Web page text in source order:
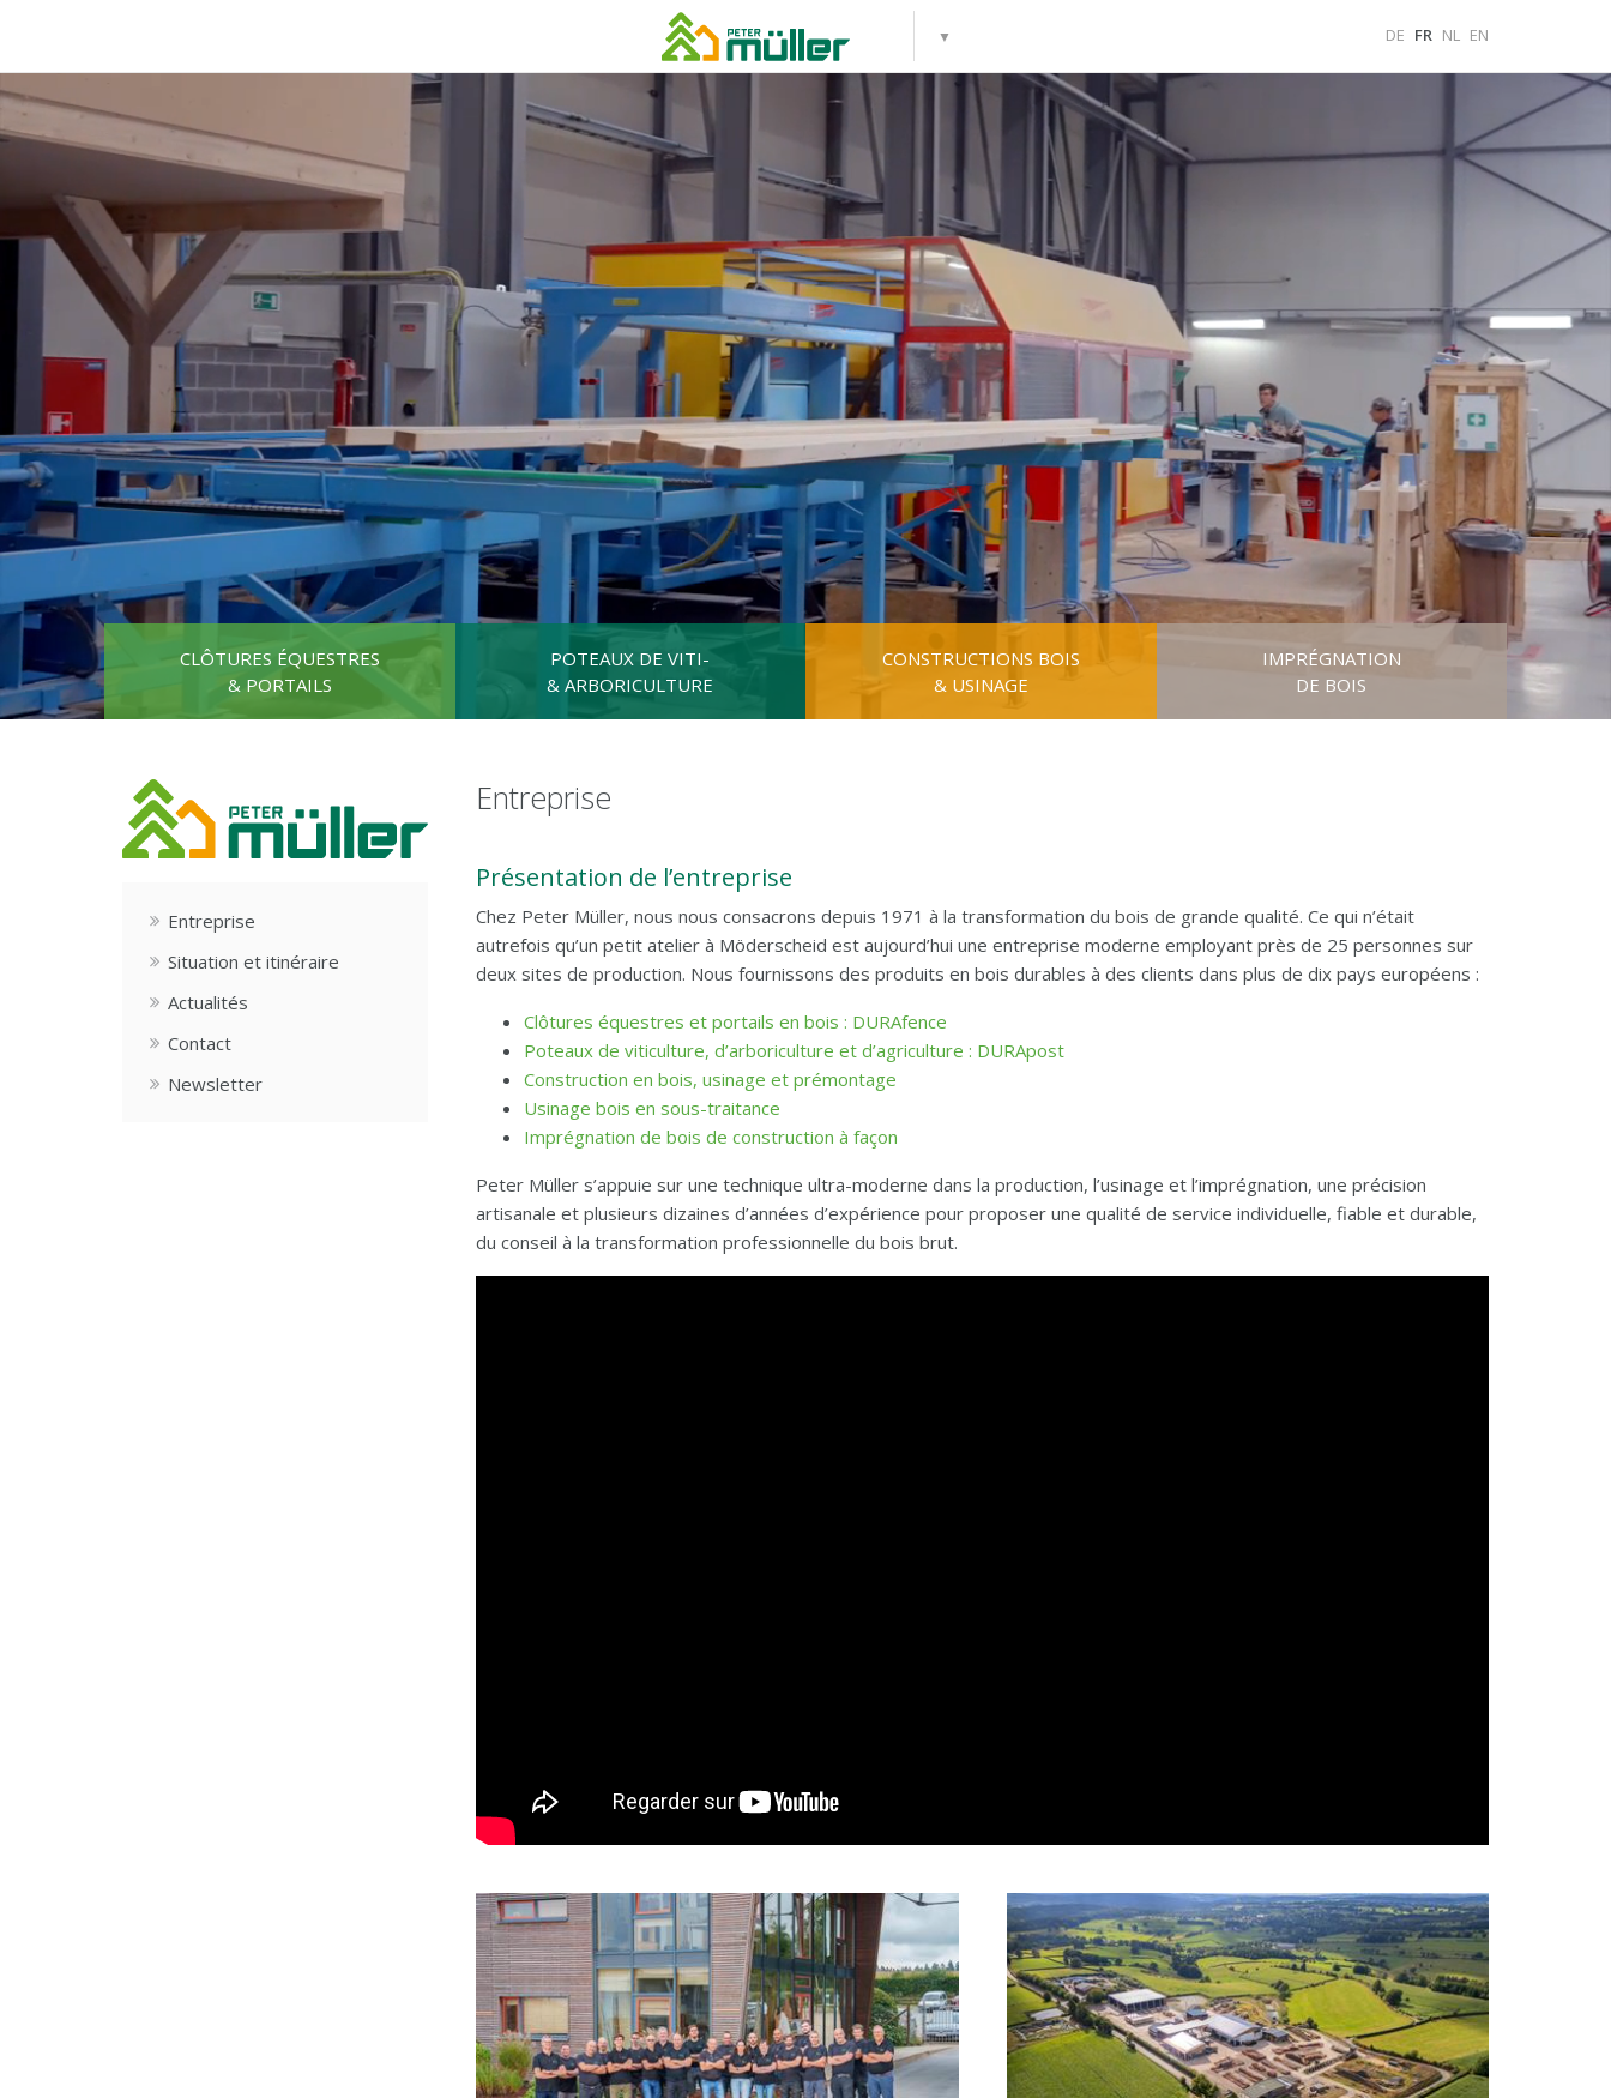
DE FR NL EN
CLÔTURES ÉQUESTRES
& PORTAILS
POTEAUX DE VITI-
& ARBORICULTURE
CONSTRUCTIONS BOIS
& USINAGE
IMPRÉGNATION
DE BOIS
Entreprise
Situation et itinéraire
Actualités
Contact
Newsletter
Entreprise
Présentation de l’entreprise
Chez Peter Müller, nous nous consacrons depuis 1971 à la transformation du bois de grande qualité. Ce qui n’était
autrefois qu’un petit atelier à Möderscheid est aujourd’hui une entreprise moderne employant près de 25 personnes sur
deux sites de production. Nous fournissons des produits en bois durables à des clients dans plus de dix pays européens :
Clôtures équestres et portails en bois : DURAfence
Poteaux de viticulture, d’arboriculture et d’agriculture : DURApost
Construction en bois, usinage et prémontage
Usinage bois en sous-traitance
Imprégnation de bois de construction à façon
Peter Müller s’appuie sur une technique ultra-moderne dans la production, l’usinage et l’imprégnation, une précision
artisanale et plusieurs dizaines d’années d’expérience pour proposer une qualité de service individuelle, fiable et durable,
du conseil à la transformation professionnelle du bois brut.